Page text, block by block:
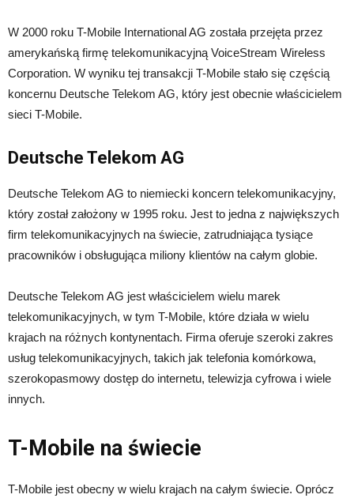
W 2000 roku T-Mobile International AG została przejęta przez
amerykańską firmę telekomunikacyjną VoiceStream Wireless
Corporation. W wyniku tej transakcji T-Mobile stało się częścią
koncernu Deutsche Telekom AG, który jest obecnie właścicielem
sieci T-Mobile.
Deutsche Telekom AG
Deutsche Telekom AG to niemiecki koncern telekomunikacyjny,
który został założony w 1995 roku. Jest to jedna z największych
firm telekomunikacyjnych na świecie, zatrudniająca tysiące
pracowników i obsługująca miliony klientów na całym globie.
Deutsche Telekom AG jest właścicielem wielu marek
telekomunikacyjnych, w tym T-Mobile, które działa w wielu
krajach na różnych kontynentach. Firma oferuje szeroki zakres
usług telekomunikacyjnych, takich jak telefonia komórkowa,
szerokopasmowy dostęp do internetu, telewizja cyfrowa i wiele
innych.
T-Mobile na świecie
T-Mobile jest obecny w wielu krajach na całym świecie. Oprócz